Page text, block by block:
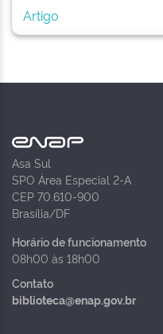
Artigo
Asa Sul
SPO Área Especial 2-A
CEP 70.610-900
Brasília/DF
Horário de funcionamento
08h00 às 18h00
Contato
biblioteca@enap.gov.br